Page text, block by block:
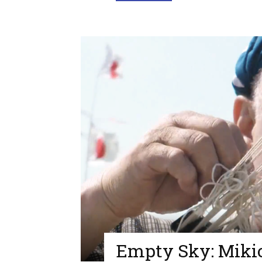
Empty Sky: